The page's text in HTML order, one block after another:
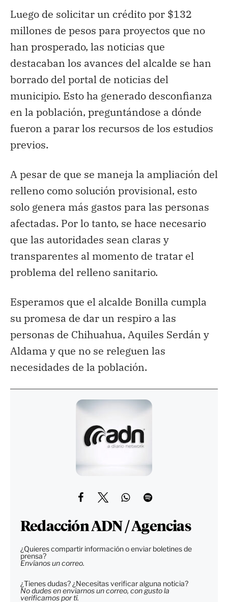
Luego de solicitar un crédito por $132
millones de pesos para proyectos que no
han prosperado, las noticias que
destacaban los avances del alcalde se han
borrado del portal de noticias del
municipio. Esto ha generado desconfianza
en la población, preguntándose a dónde
fueron a parar los recursos de los estudios
previos.
A pesar de que se maneja la ampliación del
relleno como solución provisional, esto
solo genera más gastos para las personas
afectadas. Por lo tanto, se hace necesario
que las autoridades sean claras y
transparentes al momento de tratar el
problema del relleno sanitario.
Esperamos que el alcalde Bonilla cumpla
su promesa de dar un respiro a las
personas de Chihuahua, Aquiles Serdán y
Aldama y que no se releguen las
necesidades de la población.
Redacción ADN / Agencias
¿Quieres compartir información o enviar boletines de
prensa?
Envíanos un correo.
¿Tienes dudas? ¿Necesitas verificar alguna noticia?
No dudes en enviarnos un correo, con gusto la
verificamos por tí.